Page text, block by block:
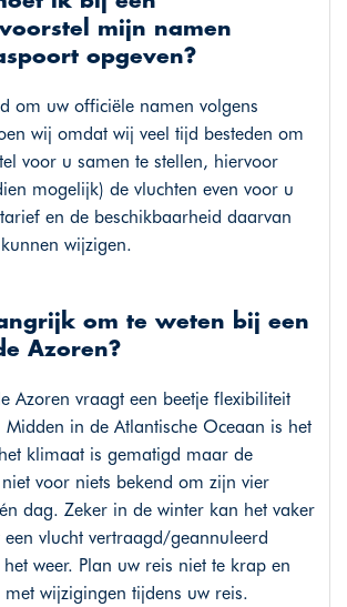
mijn namen
opgeven?
om uw officiële namen volgens
wij omdat wij veel tijd besteden om
voor u samen te stellen, hiervoor
mogelijk) de vluchten even voor u
en de beschikbaarheid daarvan
wijzigen.
om te weten bij een
Azoren?
Azoren vraagt een beetje flexibiliteit
Midden in de Atlantische Oceaan is het
klimaat is gematigd maar de
voor niets bekend om zijn vier
dag. Zeker in de winter kan het vaker
vlucht vertraagd/geannuleerd
weer. Plan uw reis niet te krap en
wijzigingen tijdens uw reis.